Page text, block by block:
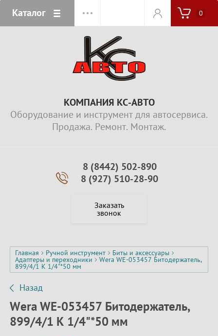
Каталог 0
КОМПАНИЯ КС-АВТО
Оборудование и инструмент для автосервиса.
Продажа. Ремонт. Монтаж.
8 (8442) 502-890
8 (927) 510-28-90
Заказать
звонок
Главная Ручной инструмент Биты и аксессуары
Адаптеры и переходники Wera WE-053457 Битодержатель,
899/4/1 К 1/4"*50 мм
Назад
Wera WE-053457 Битодержатель,
899/4/1 К 1/4"*50 мм